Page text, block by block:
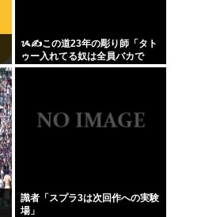
ᝰ✍この道23年の彫り師「タト
ゥー入れてる奴は全員バカで
す」
識者「スプラ3は次回作への実験
場」